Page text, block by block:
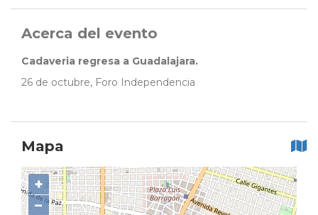
Acerca del evento
Cadaveria regresa a Guadalajara.
26 de octubre, Foro Independencia
Mapa
+
−